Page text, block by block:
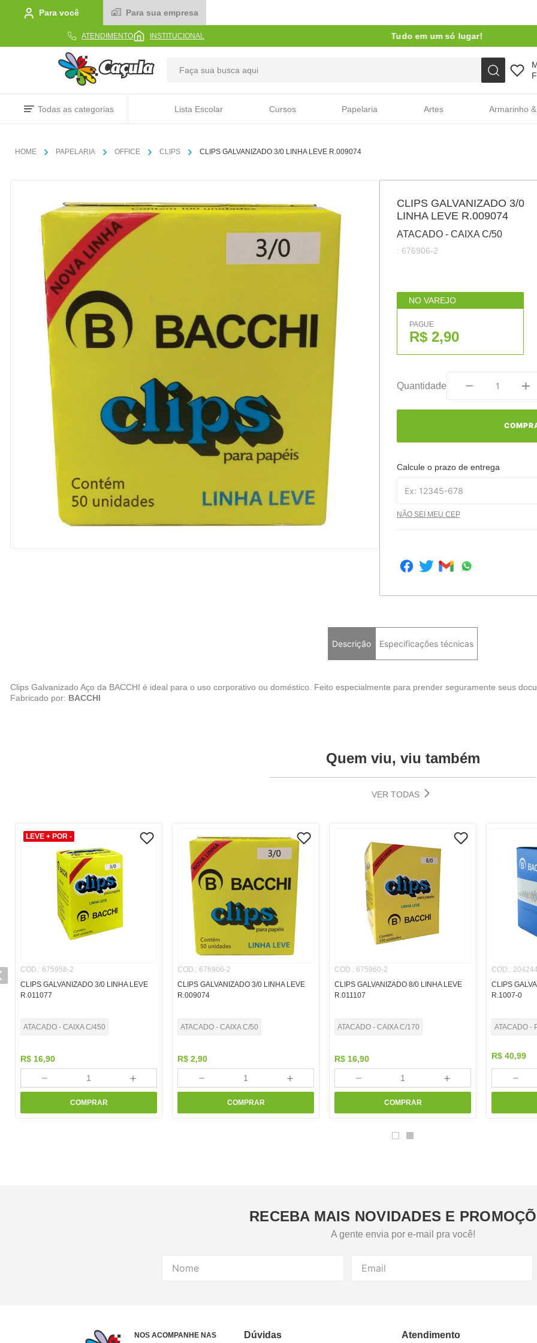
Para você Para sua empresa
ATENDIMENTO INSTITUCIONAL Tudo em um só lugar!
Todas as categorias Lista Escolar Cursos Papelaria Artes Armarinho
PAPELARIA OFFICE CLIPS CLIPS GALVANIZADO 3/0 LINHA LEVE R.009074
CLIPS GALVANIZADO 3/0
LINHA LEVE R.009074
ATACADO - CAIXA C/50
: 676906-2
NO VAREJO
PAGUE
R$ 2,90
Quantidade
Calcule o prazo de entrega
NÃO SEI MEU CEP
Descrição Especificações técnicas
Clips Galvanizado Aço da BACCHI é ideal para o uso corporativo ou doméstico. Feito especialmente para prender seguramente seus
Fabricado por: BACCHI
Quem viu, viu também
VER TODAS
LEVE + POR -
COD.: 675958-2
CLIPS GALVANIZADO 3/0 LINHA LEVE
R.011077
ATACADO - CAIXA C/450
R$ 16,90
＋
－
COMPRAR
COD.: 676906-2
CLIPS GALVANIZADO 3/0 LINHA LEVE
R.009074
ATACADO - CAIXA C/50
R$ 2,90
＋
－
COMPRAR
COD.: 675960-2
CLIPS GALVANIZADO 8/0 LINHA LEVE
R.011107
ATACADO - CAIXA C/170
R$ 16,90
＋
－
COMPRAR
COD.:
CLIPS
R.1007-0
ATACADO -
R$ 40,99
－
RECEBA MAIS NOVIDADES E
A gente envia por e-mail pra você!
NOS ACOMPANHE NAS
Dúvidas Atendimento
TERMOS MAIS BUSCADOS
5º caixa
6º pincel
9
10º